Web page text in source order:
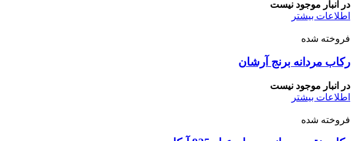
در انبار موجود نیست
اطلاعات بیشتر
فروخته شده
رکاب مردانه برنج آرشان
در انبار موجود نیست
اطلاعات بیشتر
فروخته شده